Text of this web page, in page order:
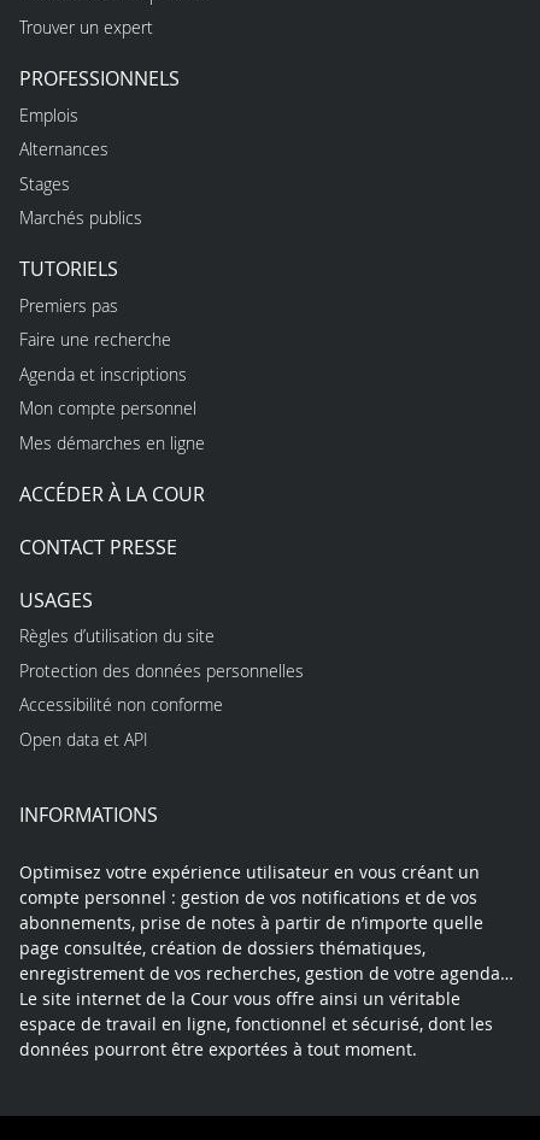
Trouver un expert
PROFESSIONNELS
Emplois
Alternances
Stages
Marchés publics
TUTORIELS
Premiers pas
Faire une recherche
Agenda et inscriptions
Mon compte personnel
Mes démarches en ligne
ACCÉDER À LA COUR
CONTACT PRESSE
USAGES
Règles d’utilisation du site
Protection des données personnelles
Accessibilité non conforme
Open data et API
INFORMATIONS
Optimisez votre expérience utilisateur en vous créant un
compte personnel : gestion de vos notifications et de vos
abonnements, prise de notes à partir de n’importe quelle
page consultée, création de dossiers thématiques,
enregistrement de vos recherches, gestion de votre agenda…
Le site internet de la Cour vous offre ainsi un véritable
espace de travail en ligne, fonctionnel et sécurisé, dont les
données pourront être exportées à tout moment.